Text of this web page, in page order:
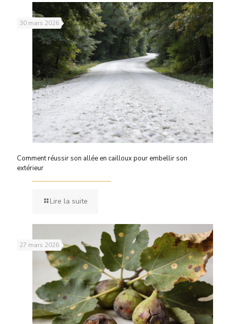
30 mars 2026
Comment réussir son allée en cailloux pour embellir son
extérieur
Lire la suite
27 mars 2026